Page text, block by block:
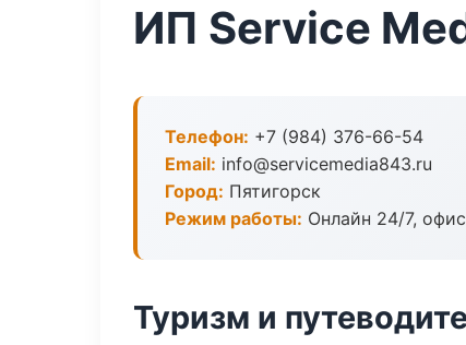
ИП Service
Телефон: +7 (984) 376-66-54
Email: info@servicemedia843.ru
Город: Пятигорск
Режим работы: Онлайн 24/7,
Туризм и